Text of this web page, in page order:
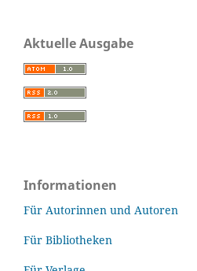
Aktuelle Ausgabe
Informationen
Für Autorinnen und Autoren
Für Bibliotheken